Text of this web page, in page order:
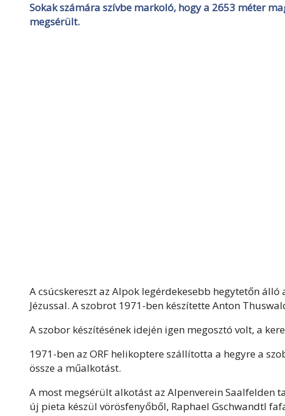
Sokak számára szívbe markoló, hogy a 2653 méter
megsérült.
A csúcskereszt az Alpok legérdekesebb hegytetőn
Jézussal. A szobrot 1971-ben készítette Anton
A szobor készítésének idején igen megosztó volt, a
1971-ben az ORF helikoptere szállította a hegyre a
össze a műalkotást.
A most megsérült alkotást az Alpenverein Saalfelden
új pieta készül vörösfenyőből, Raphael Gschwandtl